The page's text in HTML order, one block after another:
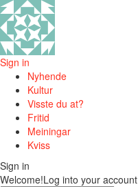
Sign in
Nyhende
Kultur
Visste du at?
Fritid
Meiningar
Kviss
Sign in
Welcome!Log into your account